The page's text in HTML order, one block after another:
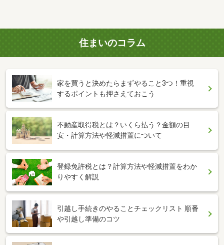
住まいのコラム
家を買うと決めたらまずやること3つ！重視
するポイントも押さえておこう
不動産取得税とは？いくら払う？金額の目
安・計算方法や軽減措置について
登録免許税とは？計算方法や軽減措置をわか
りやすく解説
引越し手続きのやることチェックリスト 順番
や引越し準備のコツ